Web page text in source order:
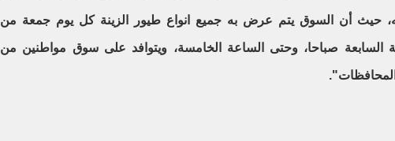
حيث أن السوق يتم عرض به جميع انواع طيور الزينة كل يوم جمعة من
السابعة صباحا، وحتى الساعة الخامسة، ويتوافد على سوق مواطنين من